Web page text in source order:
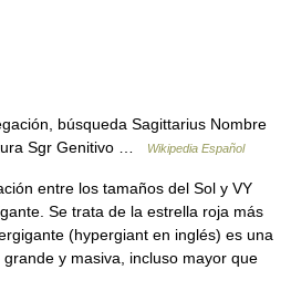
búsqueda Sagittarius Nombre
Sgr Genitivo …
Wikipedia Español
entre los tamaños del Sol y VY
Se trata de la estrella roja más
(hypergiant en inglés) es una
y masiva, incluso mayor que